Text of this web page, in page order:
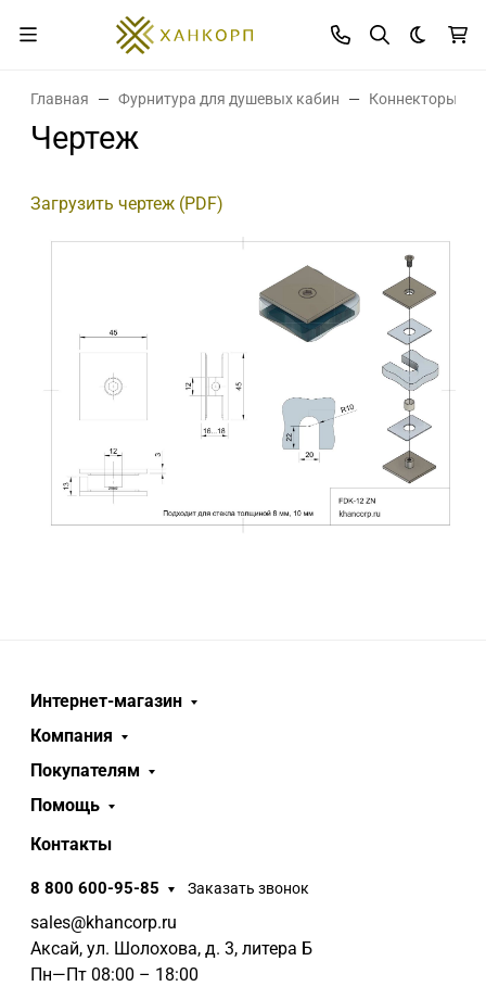
Темная
Главная Фурнитура для душевых кабин Коннекторы
Чертеж
Загрузить чертеж (PDF)
Интернет-магазин
Компания
Покупателям
Помощь
Контакты
8 800 600-95-85 Заказать звонок
sales@khancorp.ru
Аксай, ул. Шолохова, д. 3, литера Б
Пн—Пт 08:00 – 18:00